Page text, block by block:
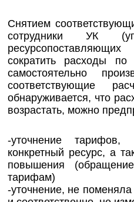
Снятием
сотрудники УК
сократить расходы
самостоятельно
соответствующие
обнаруживается, что
возрастать, можно
-уточнение
конкретный ресурс, а
повышения
тарифам)
-уточнение, не